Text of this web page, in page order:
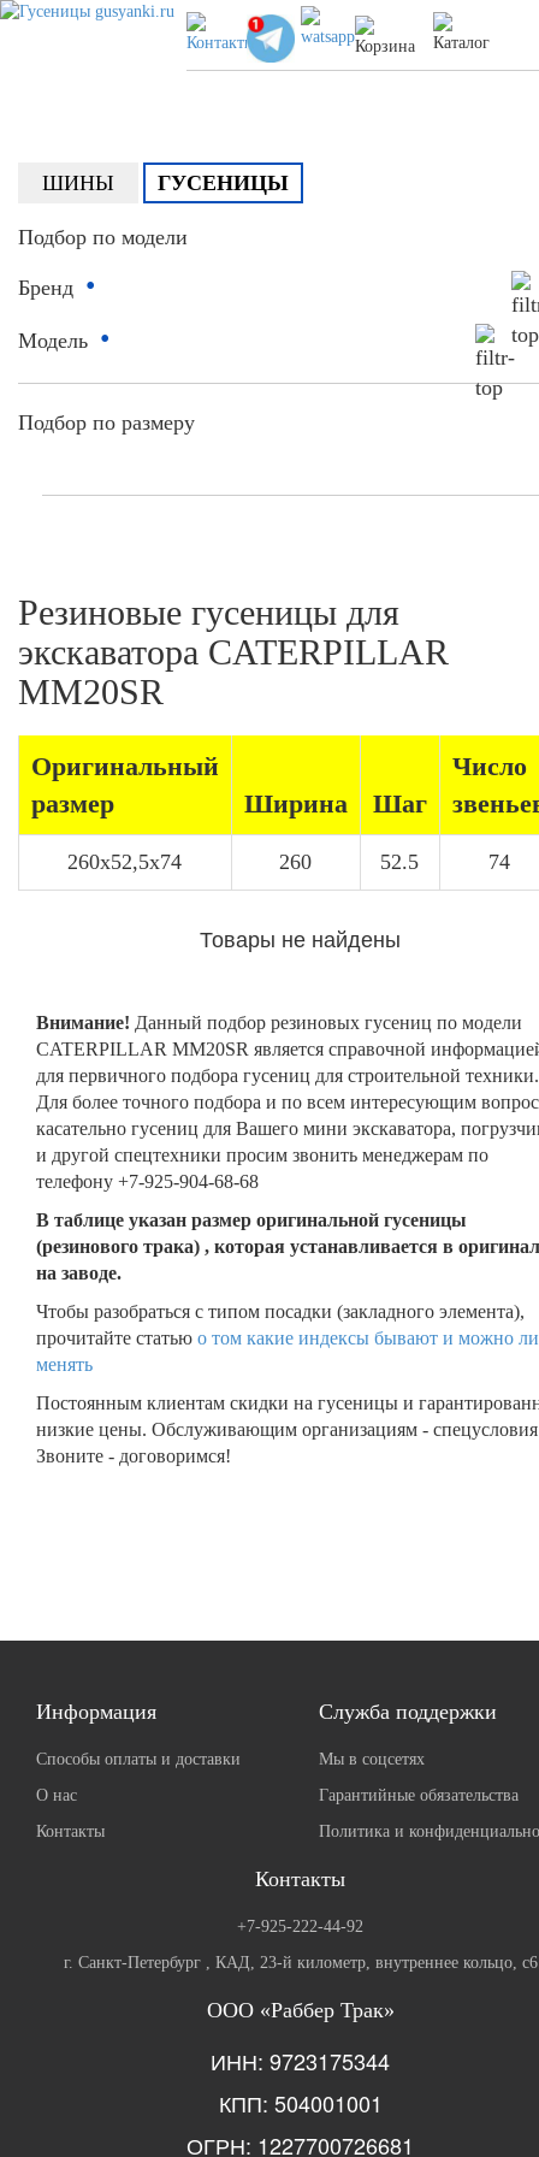
ШИНЫ ГУСЕНИЦЫ
Подбор по модели
Бренд •
Модель •
Подбор по размеру
Резиновые гусеницы для
экскаватора CATERPILLAR
MM20SR
Оригинальный
размер
Ширина Шаг
Число
260x52,5x74 260 52.5 74
Товары не найдены
Внимание! Данный подбор резиновых гусениц по модели
CATERPILLAR MM20SR является справочной
для первичного подбора гусениц для строительной техники.
Для более точного подбора и по всем интересующим
касательно гусениц для Вашего мини экскаватора,
и другой спецтехники просим звонить менеджерам по
телефону +7-925-904-68-68
В таблице указан размер оригинальной гусеницы
(резинового трака) , которая устанавливается в
на заводе.
Чтобы разобраться с типом посадки (закладного элемента),
прочитайте статью о том какие индексы бывают и можно
менять
Постоянным клиентам скидки на гусеницы и
низкие цены. Обслуживающим организациям -
Звоните - договоримся!
Информация
Способы оплаты и доставки
О нас
Контакты
Служба поддержки
Мы в соцсетях
Гарантийные обязательства
Политика и
Контакты
+7-925-222-44-92
г. Санкт-Петербург , КАД, 23-й километр, внутреннее кольцо, с6
ООО «Раббер Трак»
ИНН: 9723175344
КПП: 504001001
ОГРН: 1227700726681